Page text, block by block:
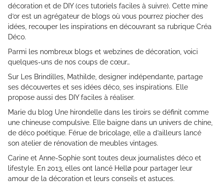
décoration et de DIY (ces tutoriels faciles à suivre). Cette mine
d’or est un agrégateur de blogs où vous pourrez piocher des
idées, recouper les inspirations en découvrant sa rubrique Créa
Déco.
Parmi les nombreux blogs et webzines de décoration, voici
quelques-uns de nos coups de cœur…
Sur Les Brindilles, Mathilde, designer indépendante, partage
ses découvertes et ses idées déco, ses inspirations. Elle
propose aussi des DIY faciles à réaliser.
Marie du blog Une hirondelle dans les tiroirs se définit comme
une chineuse compulsive. Elle baigne dans un univers de chine,
de déco poétique. Férue de bricolage, elle a d’ailleurs lancé
son atelier de rénovation de meubles vintages.
Carine et Anne-Sophie sont toutes deux journalistes déco et
lifestyle. En 2013, elles ont lancé Hellø pour partager leur
amour de la décoration et leurs conseils et astuces.